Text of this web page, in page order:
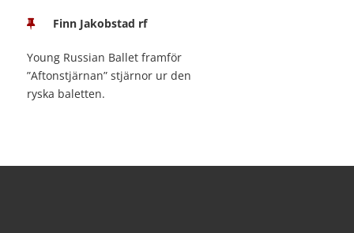
Finn Jakobstad rf
Young Russian Ballet framför
”Aftonstjärnan” stjärnor ur den
ryska baletten.